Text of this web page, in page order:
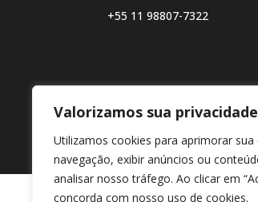
Valorizamos sua privacidade
Utilizamos cookies para aprimorar sua
navegação, exibir anúncios ou
analisar nosso tráfego. Ao clicar em
concorda com nosso uso de cookies.
+55 11 98807-7322
© COPYRIGHT 2026 → JACQUELINE